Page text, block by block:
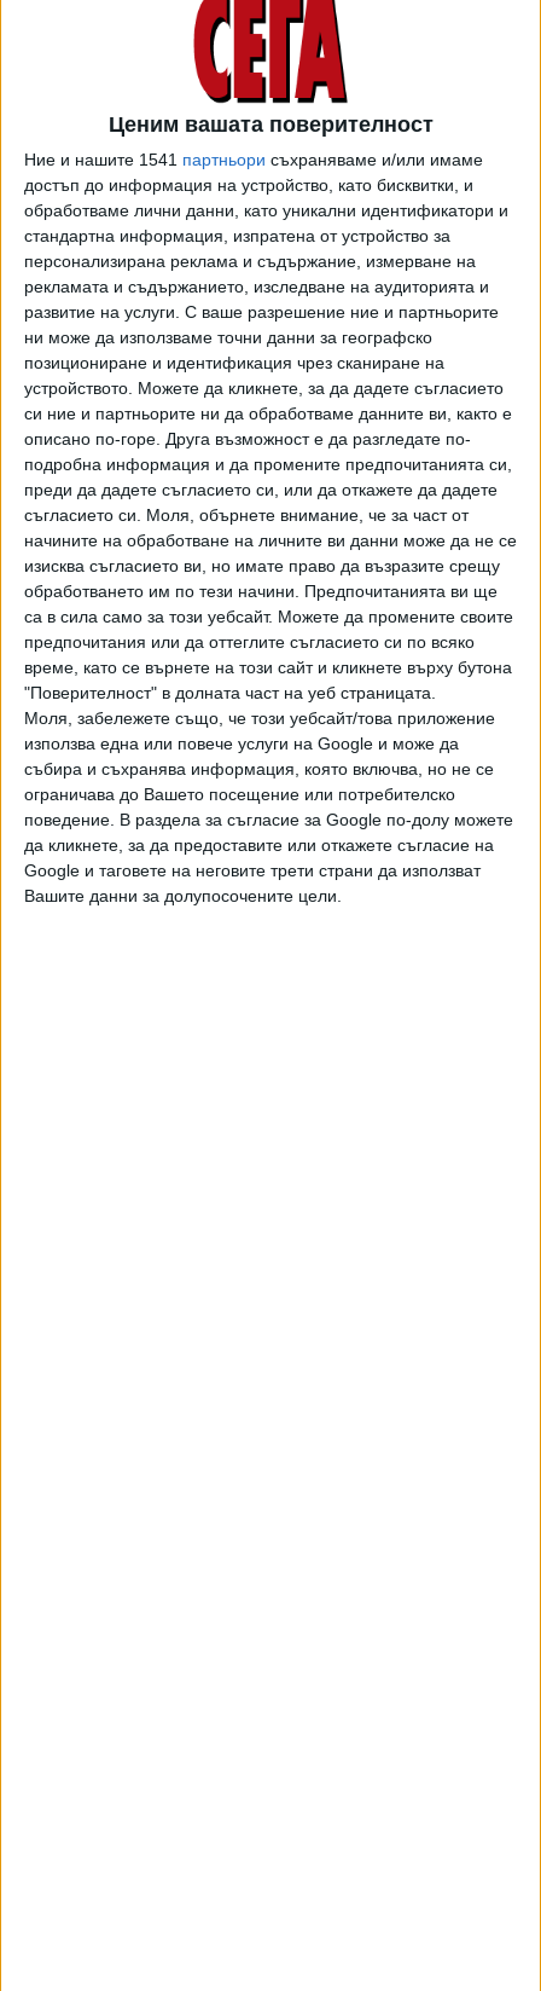
Ценим вашата поверителност
Ние и нашите 1541 партньори съхраняваме и/или имаме
достъп до информация на устройство, като бисквитки, и
обработваме лични данни, като уникални идентификатори и
стандартна информация, изпратена от устройство за
персонализирана реклама и съдържание, измерване на
рекламата и съдържанието, изследване на аудиторията и
развитие на услуги. С ваше разрешение ние и партньорите
ни може да използваме точни данни за географско
позициониране и идентификация чрез сканиране на
устройството. Можете да кликнете, за да дадете съгласието
си ние и партньорите ни да обработваме данните ви, както е
описано по-горе. Друга възможност е да разгледате по-
подробна информация и да промените предпочитанията си,
преди да дадете съгласието си, или да откажете да дадете
съгласието си.
Моля, обърнете внимание, че за част от
начините на обработване на личните ви данни може да не се
изисква съгласието ви, но имате право да възразите срещу
обработването им по тези начини. Предпочитанията ви ще
са в сила само за този уебсайт. Можете да промените своите
предпочитания или да оттеглите съгласието си по всяко
време, като се върнете на този сайт и кликнете върху бутона
"Поверителност" в долната част на уеб страницата.
Моля, забележете също, че този уебсайт/това приложение
използва една или повече услуги на Google и може да
събира и съхранява информация, която включва, но не се
ограничава до Вашето посещение или потребителско
поведение. В раздела за съгласие за Google по-долу можете
да кликнете, за да предоставите или откажете съгласие на
Google и таговете на неговите трети страни да използват
Вашите данни за долупосочените цели.
правилата за прием са свързани с уеднаквяване
тежестта на постоянния и настоящия адрес, за да се
отчете реалното местоживеене на семействата; нов
подход при уседналостта, съобразен с конкретната
ситуация на кандидатстващите; както и даване на
допълнителна точка за семейства от по-отдалечените
райони на Столична община. За адрес в района повече от
3 години според новите критерии на децата вече ще се
присъждат 8 точки, за период от 1 до 3 години - 5 точки,
а за последната година - само една точка.
"С това решение ВАС потвърждава възможността да се
прилагат новите правила за прием - правила, които са
резултат от дълъг процес на анализ и обществен дебат.
Това е важна стъпка към система, в която достъпът до
места се основава на реалните нужди на семействата, а
не на формални или неравнопоставящи критерии. За
Столична община това е потвърждение, че усилията ни
за по-справедлив модел са в правилната посока",
коментира Десислава Желязкова, заместник-кмет по
направление "Образование, спорт и младежки дейности".
По думите й решението гарантира, че класирането ще
се проведе по едни и същи правила за всички участници,
без промени в движение. Тъй като системата за прием
продължава да работи по въведените през март
настройки, не се налагат нови технически промени.
Преди дни Столичната община реши да удължи срока за
кандидатстванес 2 седмици,докато се чака решението
на съда. Въпреки че критериите в системата не са
променяни и родителите са подредили кандидатурите си
спрямо тях, те все пак ще имат възможност до 21 май